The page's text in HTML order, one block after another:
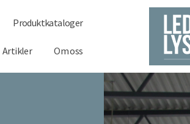
Produktkataloger
Artikler Om oss